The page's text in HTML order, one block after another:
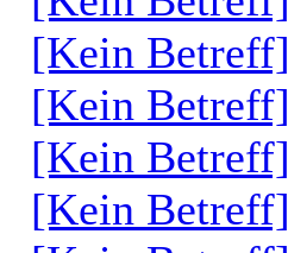
[Kein Betreff]
[Kein Betreff]
[Kein Betreff]
[Kein Betreff]